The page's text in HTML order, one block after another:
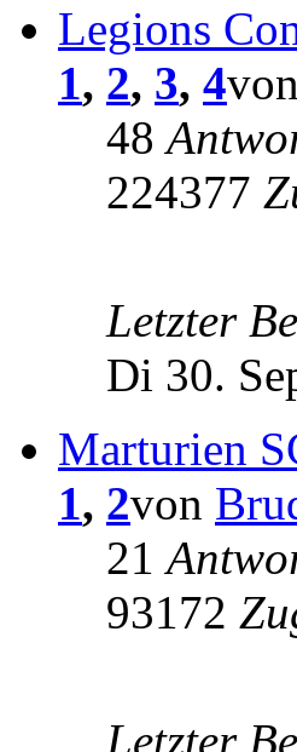
Legions
1, 2, 3, 4von
48
224377
Letzter
Di 30.
Marturien
1, 2von
21
93172
Letzter